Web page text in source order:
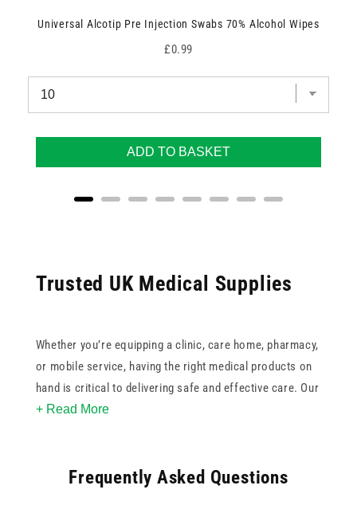
Universal Alcotip Pre Injection Swabs 70% Alcohol Wipes
Price
£0.99
ADD TO BASKET
Trusted UK Medical Supplies
Whether you’re equipping a clinic, care home, pharmacy,
or mobile service, having the right medical products on
hand is critical to delivering safe and effective care. Our
range of UK medical supplies includes specialised
covered for every type of treatment environment.
+ Read More
Frequently Asked Questions